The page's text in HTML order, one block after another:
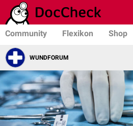
Community Flexikon Shop
WUNDFORUM